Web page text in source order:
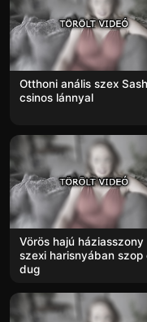
Otthoni anális szex
csinos lánnyal
Vörös hajú háziasszony
szexi harisnyában szop
dug